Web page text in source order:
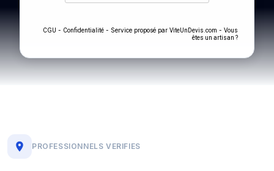
CGU - Confidentialité - Service proposé par ViteUnDevis.com - Vous
êtes un artisan ?
PROFESSIONNELS VERIFIES